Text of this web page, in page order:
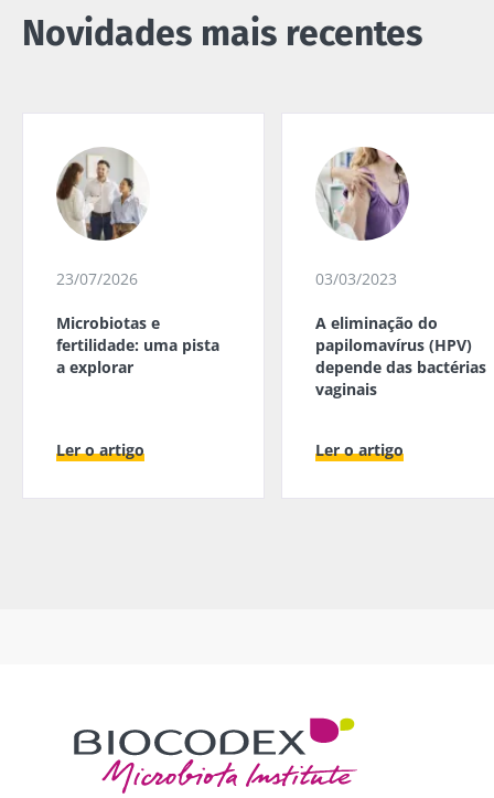
Novidades mais recentes
23/07/2026
Microbiotas e
fertilidade: uma pista
a explorar
Ler o artigo
03/03/2023
A eliminação do
papilomavírus (HPV)
depende das bactérias
vaginais
Ler o artigo